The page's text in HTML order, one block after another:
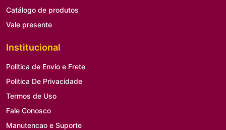
Catálogo de produtos
Vale presente
Institucional
Politica de Envio e Frete
Politica De Privacidade
Termos de Uso
Fale Conosco
Manutencao e Suporte